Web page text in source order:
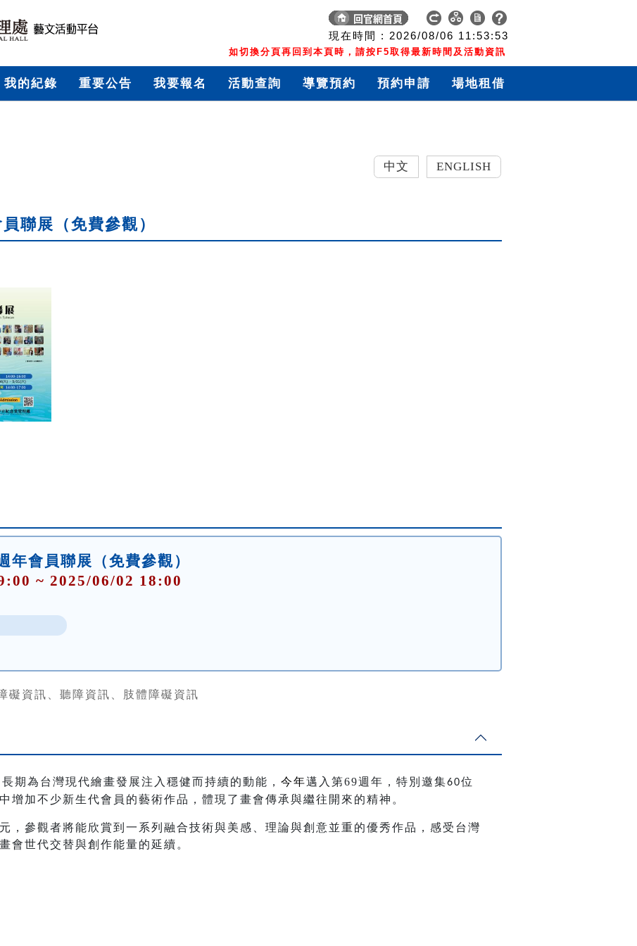
現在時間 : 2026/08/06 11:53:53
如切換分頁再回到本頁時，請按F5取得最新時間及活動資訊
我的紀錄 重要公告 我要報名 活動查詢 導覽預約 預約申請 場地租借
ENGLISH
聯展（免費參觀）
年會員聯展（免費參觀）
~ 2025/06/02 18:00
礙資訊、聽障資訊、肢體障礙資訊
長期為台灣現代繪畫發展注入穩健而持續的動能， 今年邁入第69週年， 特別邀集60位
增加不少新生代會員的藝術作品，體現了畫會傳承與繼往開來的精神。
，參觀者將能欣賞到一系列融合技術與美感、理論與創意並重的優秀作品，感受台灣
會世代交替與創作能量的延續。